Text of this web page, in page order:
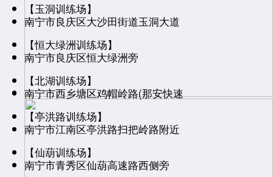
【玉洞训练场】
南宁市良庆区大沙田街道玉洞大道
【恒大绿洲训练场】
南宁市良庆区恒大绿洲旁
【北湖训练场】
南宁市西乡塘区鸡帽岭路(那安快速
【亭洪路训练场】
南宁市江南区亭洪路扫把岭路附近
【仙葫训练场】
南宁市青秀区仙葫高速路西侧旁